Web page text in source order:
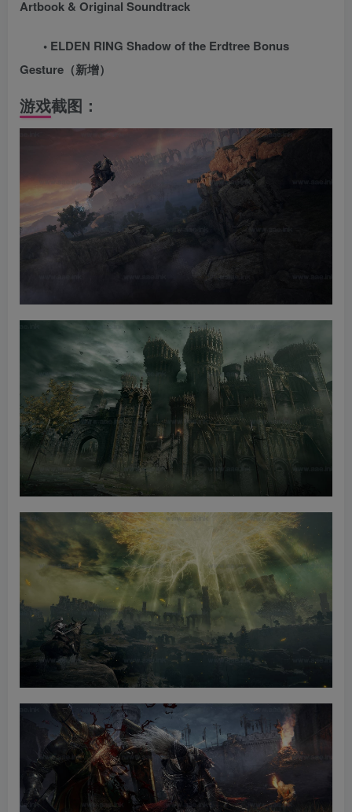
Artbook & Original Soundtrack
• ELDEN RING Shadow of the Erdtree Bonus
Gesture（新增）
游戏截图：